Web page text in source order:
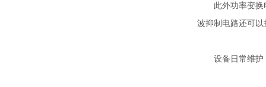
此外功率变换电
波抑制电路还可
设备日常维护